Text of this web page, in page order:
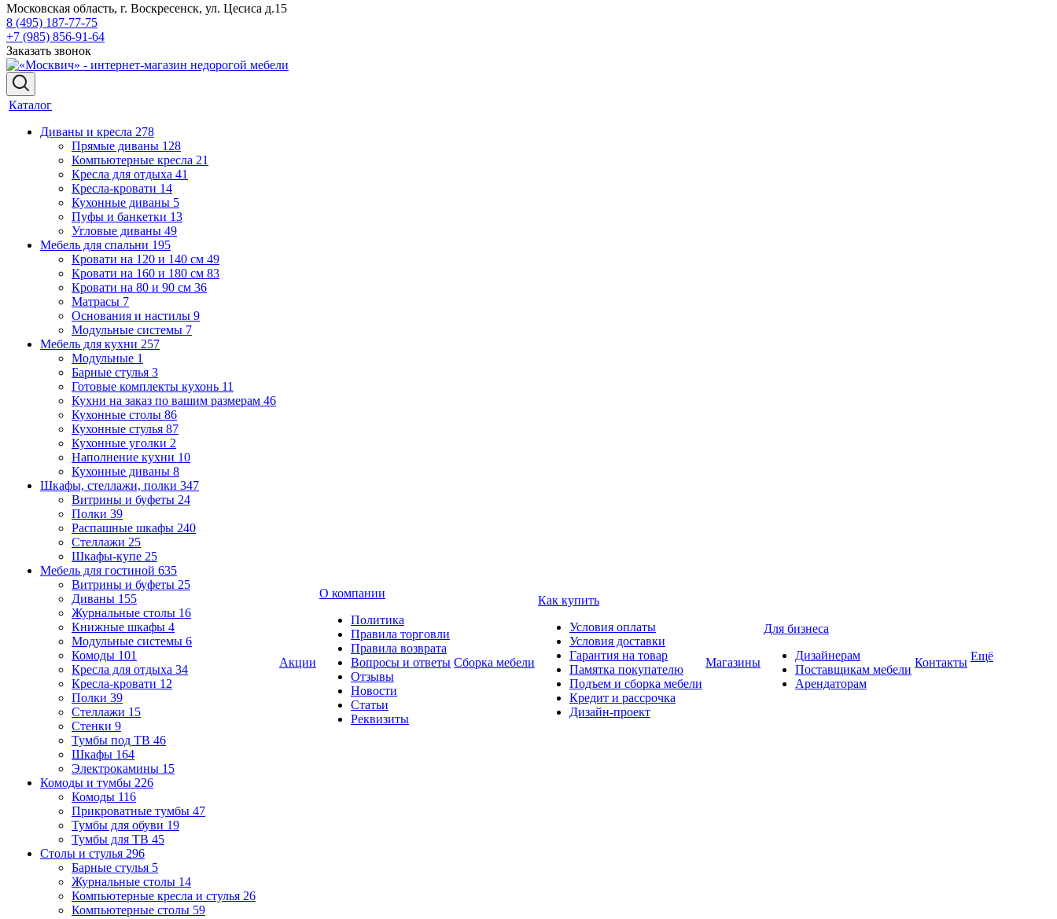
Московская область, г. Воскресенск, ул. Цесиса д.15
8 (495) 187-77-75
+7 (985) 856-91-64
Заказать звонок
Каталог
Диваны и кресла 278
Прямые диваны 128
Компьютерные кресла 21
Кресла для отдыха 41
Кресла-кровати 14
Кухонные диваны 5
Пуфы и банкетки 13
Угловые диваны 49
Мебель для спальни 195
Кровати на 120 и 140 см 49
Кровати на 160 и 180 см 83
Кровати на 80 и 90 см 36
Матрасы 7
Основания и настилы 9
Модульные системы 7
Мебель для кухни 257
Модульные 1
Барные стулья 3
Готовые комплекты кухонь 11
Кухни на заказ по вашим размерам 46
Кухонные столы 86
Кухонные стулья 87
Кухонные уголки 2
Наполнение кухни 10
Кухонные диваны 8
Шкафы, стеллажи, полки 347
Витрины и буфеты 24
Полки 39
Распашные шкафы 240
Стеллажи 25
Шкафы-купе 25
Мебель для гостиной 635
Витрины и буфеты 25
Диваны 155
Журнальные столы 16
Книжные шкафы 4
Модульные системы 6
Комоды 101
Кресла для отдыха 34
Кресла-кровати 12
Полки 39
Стеллажи 15
Стенки 9
Тумбы под ТВ 46
Шкафы 164
Электрокамины 15
Комоды и тумбы 226
Комоды 116
Прикроватные тумбы 47
Тумбы для обуви 19
Тумбы для ТВ 45
Столы и стулья 296
Барные стулья 5
Журнальные столы 14
Компьютерные кресла и стулья 26
Компьютерные столы 59
Акции
О компании
Политика
Правила торговли
Правила возврата
Вопросы и ответы
Отзывы
Новости
Статьи
Реквизиты
Сборка мебели
Как купить
Условия оплаты
Условия доставки
Гарантия на товар
Памятка покупателю
Подъем и сборка мебели
Кредит и рассрочка
Дизайн-проект
Магазины
Для бизнеса
Дизайнерам
Поставщикам мебели
Арендаторам
Контакты Ещё